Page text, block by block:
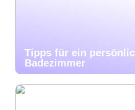
Tipps für ein
Badezimmer